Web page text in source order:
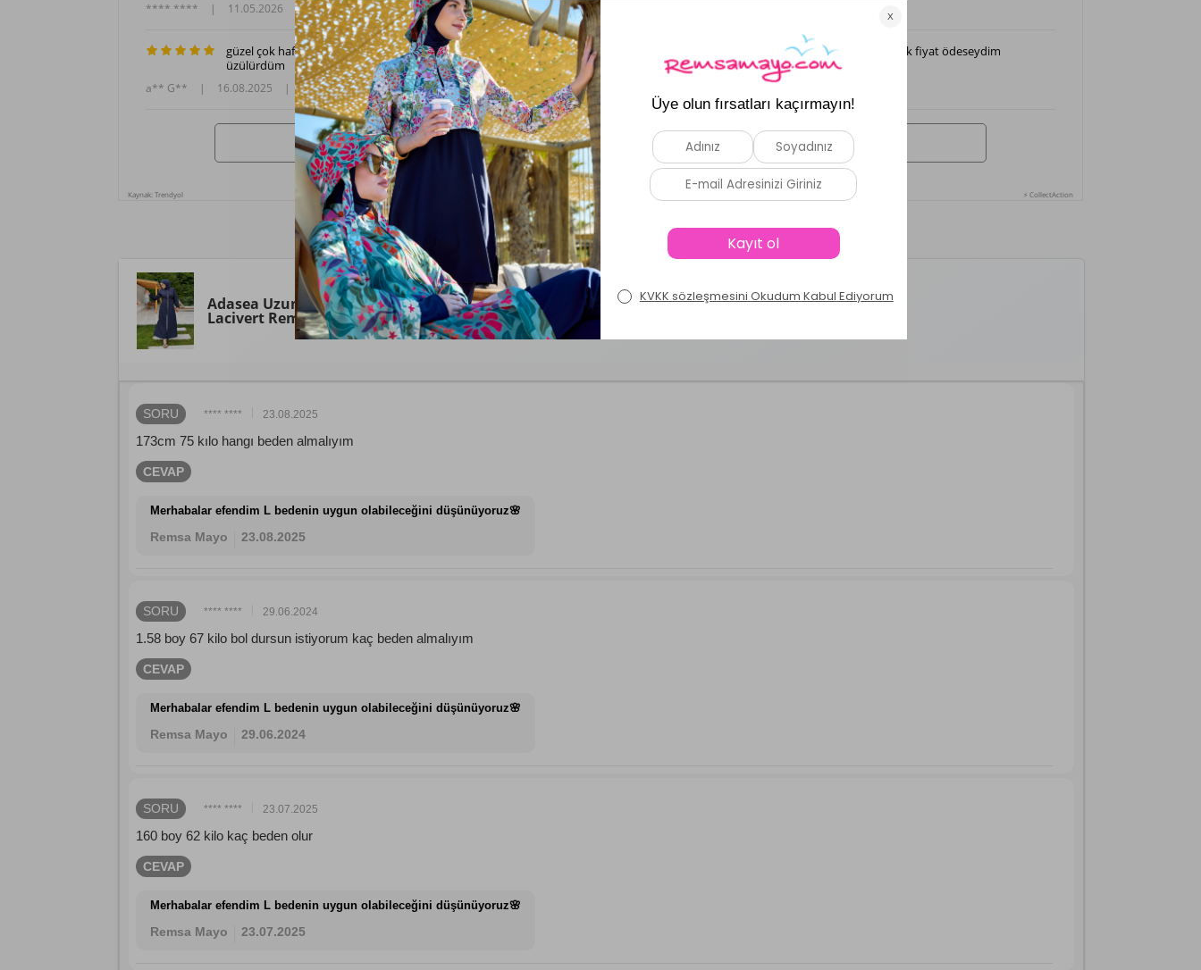
**** **** | 11.05.2026 | Beden: L
güzel çok hafif henüz denemedim duruşu çok güzel tam kalıp kendi bedenimizde sipariş verin indirimden aldım süper oldu yüksek fiyat ödeseydim
üzülürdüm
a** G** | 16.08.2025 | Beden: XL
Daha Fazla Yorum Göster
Kaynak: Trendyol ⚡ CollectAction
Ürün Soru ve Cevapları
Adasea Uzun Tam Boy Paraşüt Tam Kapalı Tesettür Mayo Chaand 1267 Koyu
Lacivert Remsa Mayo
SORU **** **** 23.08.2025
173cm 75 kılo hangı beden almalıyım
CEVAP
Merhabalar efendim L bedenin uygun olabileceğini düşünüyoruz🌸
Remsa Mayo 23.08.2025
SORU **** **** 29.06.2024
1.58 boy 67 kilo bol dursun istiyorum kaç beden almalıyım
CEVAP
Merhabalar efendim L bedenin uygun olabileceğini düşünüyoruz🌸
Remsa Mayo 29.06.2024
SORU **** **** 23.07.2025
160 boy 62 kilo kaç beden olur
CEVAP
Merhabalar efendim L bedenin uygun olabileceğini düşünüyoruz🌸
Remsa Mayo 23.07.2025